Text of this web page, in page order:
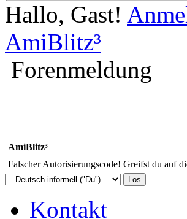
Hallo, Gast!
AmiBlitz³
Forenmeldung
AmiBlitz³
Falscher Autorisierungscode! Greifst du auf
Kontakt